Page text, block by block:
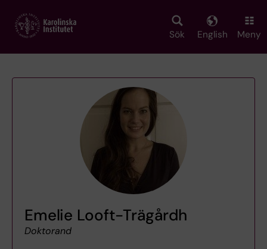
main
Sök English Meny
Emelie Looft-Trägårdh
Doktorand